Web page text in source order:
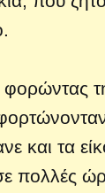
και τα
πολλές